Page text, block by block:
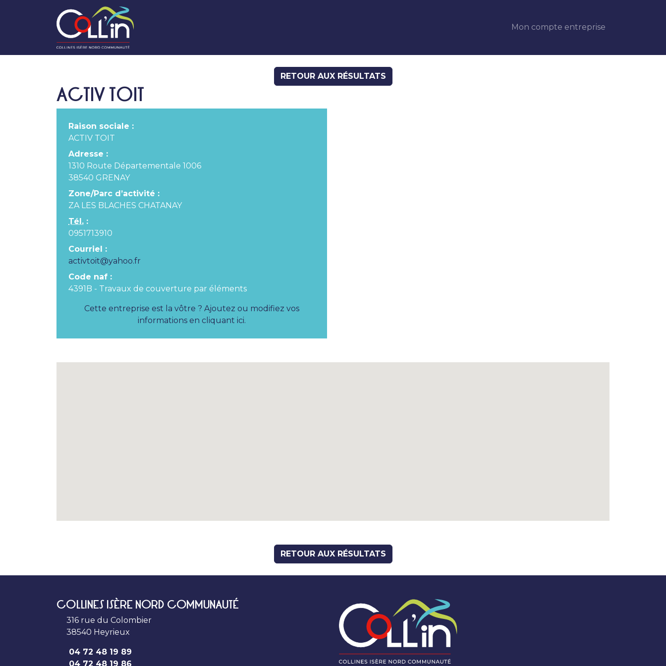
Mon compte entreprise
RETOUR AUX RÉSULTATS
ACTIV TOIT
Raison sociale :
ACTIV TOIT
Adresse :
1310 Route Départementale 1006
38540 GRENAY
Zone/Parc d’activité :
ZA LES BLACHES CHATANAY
Tél. :
0951713910
Courriel :
activtoit@yahoo.fr
Code naf :
4391B - Travaux de couverture par éléments
Cette entreprise est la vôtre ? Ajoutez ou modifiez vos
informations en cliquant ici.
RETOUR AUX RÉSULTATS
COLLINES ISÈRE NORD COMMUNAUTÉ
316 rue du Colombier
38540 Heyrieux
04 72 48 19 89
04 72 48 19 86